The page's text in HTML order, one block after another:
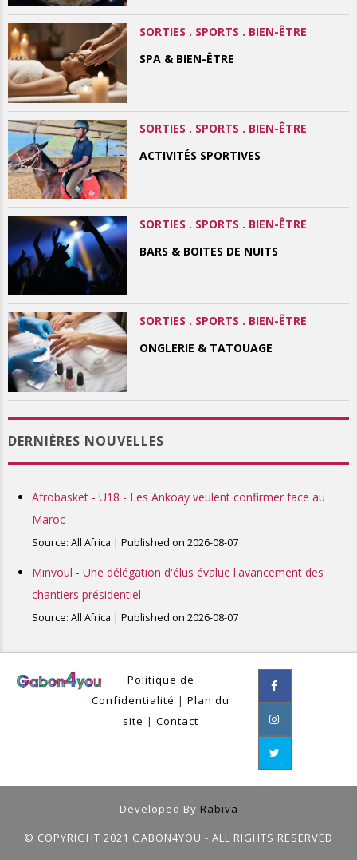
SORTIES . SPORTS . BIEN-ÊTRE
SPA & BIEN-ÊTRE
SORTIES . SPORTS . BIEN-ÊTRE
ACTIVITÉS SPORTIVES
SORTIES . SPORTS . BIEN-ÊTRE
BARS & BOITES DE NUITS
SORTIES . SPORTS . BIEN-ÊTRE
ONGLERIE & TATOUAGE
DERNIÈRES NOUVELLES
Afrobasket - U18 - Les Ankoay veulent confirmer face au
Maroc
Source: All Africa Published on 2026-08-07
Minvoul - Une délégation d'élus évalue l'avancement des
chantiers présidentiel
Source: All Africa Published on 2026-08-07
Politique de
Confidentialité | Plan du
site | Contact
Developed By Rabiva
© COPYRIGHT 2021 GABON4YOU - ALL RIGHTS RESERVED